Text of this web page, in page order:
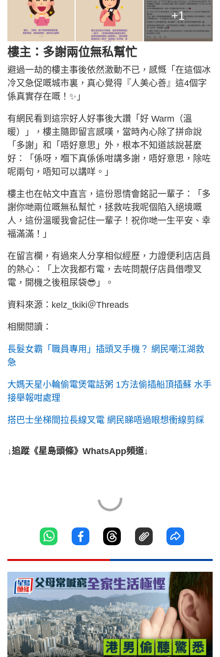
+1
樓主：多謝兩位無私幫忙
避過一劫的樓主事後依然激動不已，感慨「在這個冰
冷又急促嘅城市裏，真心覺得『人美心善』這4個字
係真實存在嘅！✨」
有網民看到這宗好人好事後大讚「好 Warm（溫
暖）」，樓主隨即留言感嘆，當時內心除了拼命說
「多謝」和「唔好意思」外，根本不知道該說甚麼
好：「係呀，嗰下真係係咁講多謝，唔好意思，除咗
呢兩句，唔知可以講咩。」
樓主也在帖文中直言，這份恩情會銘記一輩子：「多
謝你哋兩位嘅無私幫忙，拯救咗我呢個陷入絕境嘅
人，這份溫暖我會記住一輩子！祝你哋一生平安、幸
福滿滿！」
在留言欄，有過來人分享相似經歷，力證便利店店員
的熱心：「上次我都冇電，去咗問靚仔店員借嚟叉
電，開機之後租尿袋😎」。
資料來源：kelz_tkiki＠Threads
相關閱讀：
長髮女霸「職員專用」插頭叉手機？ 網民嘲江湖救
急
大媽天星小輪偷電煲電話粥 1方法偷插船頂插蘇 水手
接舉報咁處理
搭巴士坐梯間拉長線叉電 網民睇唔過眼想衝線剪綵
↓追蹤《星島頭條》WhatsApp頻道↓